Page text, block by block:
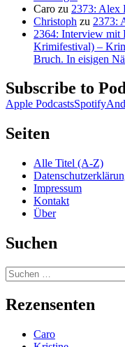
Caro zu 2373: Alex
Christoph zu 2373:
2364: Interview mit
Krimifestival) –
Bruch. In eisigen
Subscribe to
Apple PodcastsSpotify
Seiten
Alle Titel (A-Z)
Impressum
Kontakt
Über
Suchen
Suchen
nach:
Rezensenten
Caro